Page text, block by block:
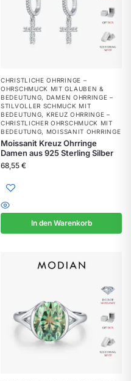
CHRISTLICHE OHRRINGE –
OHRSCHMUCK MIT GLAUBEN &
BEDEUTUNG, DAMEN OHRRINGE –
STILVOLLER SCHMUCK MIT
BEDEUTUNG, KREUZ OHRRINGE –
CHRISTLICHER OHRSCHMUCK MIT
BEDEUTUNG, MOISSANIT OHRRINGE
Moissanit Kreuz Ohrringe
Damen aus 925 Sterling Silber
68,55 €
In den Warenkorb